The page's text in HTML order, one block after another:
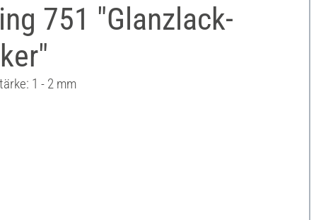
751 "Glanzlack-
1 - 2 mm